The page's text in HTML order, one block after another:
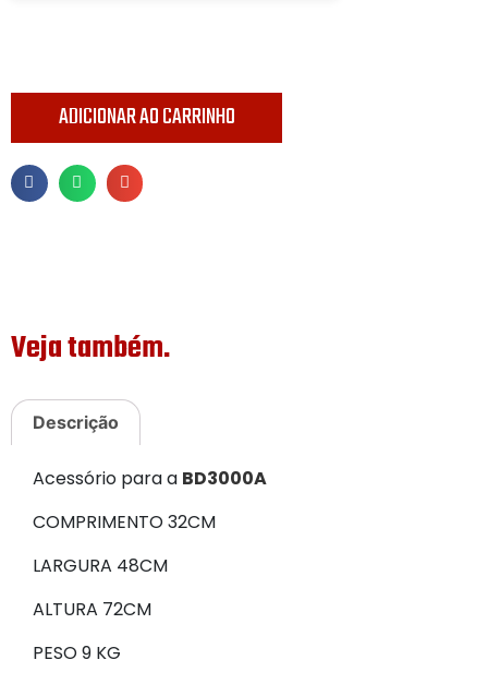
ADICIONAR AO CARRINHO
Veja também.
Descrição
Acessório para a BD3000A
COMPRIMENTO 32CM
LARGURA 48CM
ALTURA 72CM
PESO 9 KG